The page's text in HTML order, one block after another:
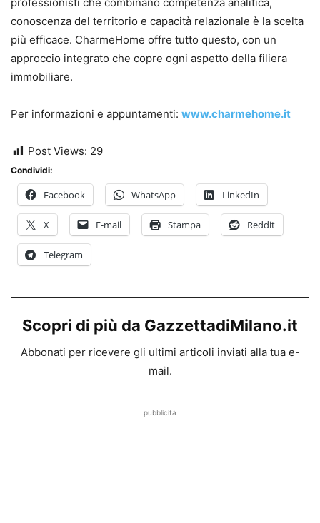
conoscenza del territorio e capacità relazionale è la scelta
più efficace. CharmeHome offre tutto questo, con un
approccio integrato che copre ogni aspetto della filiera
immobiliare.
Per informazioni e appuntamenti: www.charmehome.it
Post Views: 29
Condividi:
Facebook WhatsApp LinkedIn
X E-mail Stampa Reddit
Telegram
Scopri di più da GazzettadiMilano.it
Abbonati per ricevere gli ultimi articoli inviati alla tua e-
mail.
pubblicità